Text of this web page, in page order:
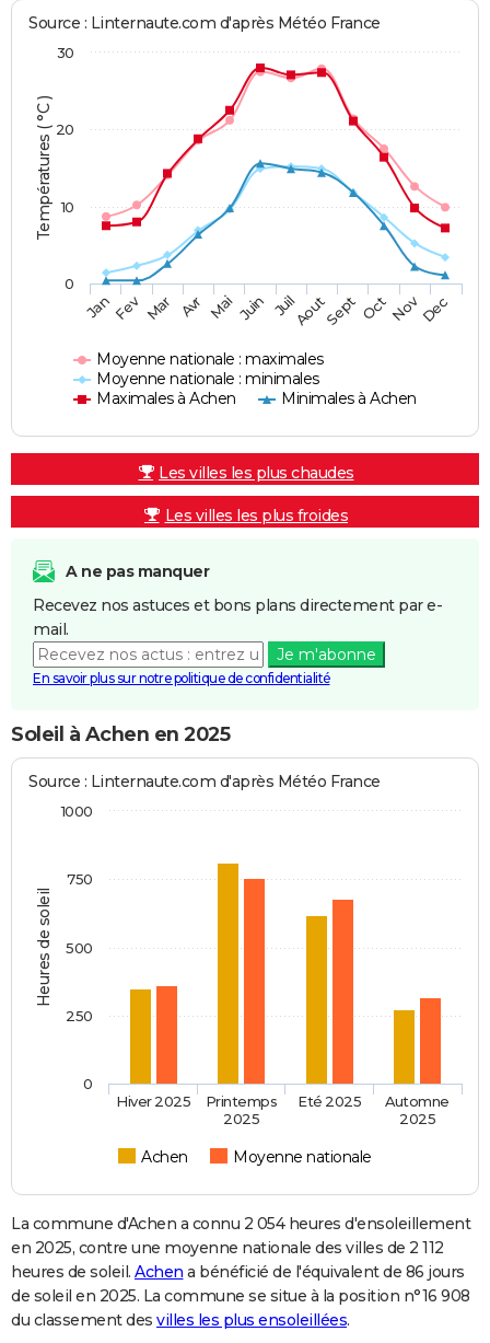
Températures ( °C )
Source : Linternaute.com d'après Météo France
Moyenne nationale : maximales
Moyenne nationale : minimales
Maximales à Achen
Minimales à Achen
JanFev Mar Avr Mai Juin JuilAoutSept OctNovDec
0
10
20
30
Les villes les plus chaudes
Les villes les plus froides
A ne pas manquer
Recevez nos astuces et bons plans directement par e-
mail.
Je m'abonne
En savoir plus sur notre politique de confidentialité
Soleil à Achen en 2025
Heures de soleil
Source : Linternaute.com d'après Météo France
Achen Moyenne nationale
Hiver 2025
Printemps
2025
Eté 2025
Automne
2025
0
250
500
750
1000
La commune d'Achen a connu 2 054 heures d'ensoleillement
en 2025, contre une moyenne nationale des villes de 2 112
heures de soleil. Achen a bénéficié de l'équivalent de 86 jours
de soleil en 2025. La commune se situe à la position n°16 908
du classement des villes les plus ensoleillées.